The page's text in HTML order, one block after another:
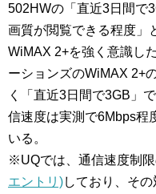
502HWの「直近3日間で
画質が閲覧できる程度」
WiMAX 2+を強く意識し
ーションズのWiMAX 2+
く「直近3日間で3GB」
信速度は実測で6Mbps程
いる。
※UQでは、通信速度制
エントリ)しており、そ